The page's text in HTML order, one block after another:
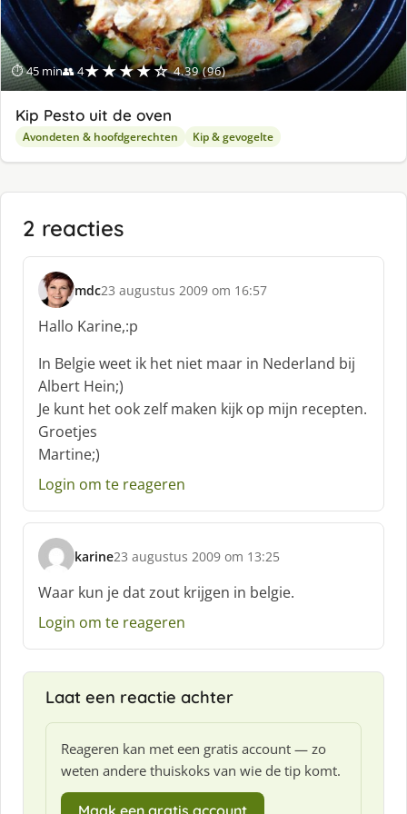
⏱ 45 min👥 4★★★★☆ 4.39 (96)
Kip Pesto uit de oven
Avondeten & hoofdgerechten Kip & gevogelte
2 reacties
mdc
s
c
h
r
e
f
:
23 augustus 2009 om 16:57
Hallo Karine,:p
In Belgie weet ik het niet maar in Nederland bij
Albert Hein;)
Je kunt het ook zelf maken kijk op mijn recepten.
Groetjes
Martine;)
Login om te reageren
karine
s
c
h
r
23 augustus 2009 om 13:25
Waar kun je dat zout krijgen in belgie.
Login om te reageren
Laat een reactie achter
Reageren kan met een gratis account — zo
weten andere thuiskoks van wie de tip komt.